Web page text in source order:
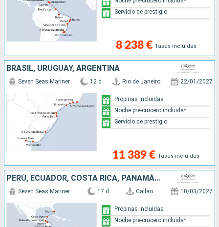
8 238 € Tasas incluidas
Servicio de prestigio
BRASIL, URUGUAY, ARGENTINA
Seven Seas Mariner 12 d Rio de Janeiro 22/01/2027
11 389 € Tasas incluidas
Propinas incluidas
Noche pre-crucero incluida*
Servicio de prestigio
PERÚ, ECUADOR, COSTA RICA, PANAMÁ, HONDURAS, BELICE, MÉXICO, ESTADOS UNIDOS
Seven Seas Mariner 17 d Callao 10/03/2027
Propinas incluidas
Noche pre-crucero incluida*